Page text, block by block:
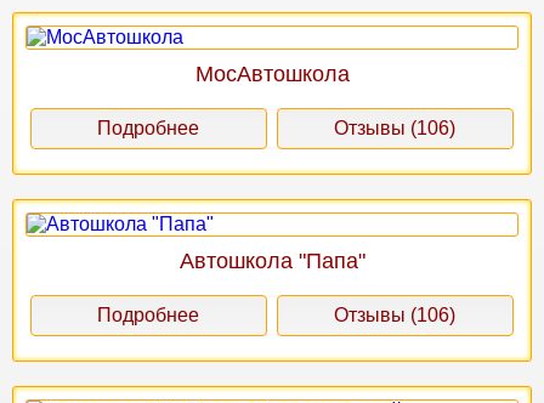
МосАвтошкола
Подробнее Отзывы (106)
Автошкола "Папа"
Подробнее Отзывы (106)